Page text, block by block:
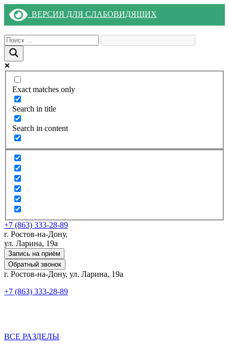
ВЕРСИЯ ДЛЯ СЛАБОВИДЯЩИХ
Exact matches only
Search in title
Search in content
+7 (863) 333-28-89
г. Ростов-на-Дону,
ул. Ларина, 19а
Запись на приём
Обратный звонок
г. Ростов-на-Дону, ул. Ларина, 19а
+7 (863) 333-28-89
ВСЕ РАЗДЕЛЫ